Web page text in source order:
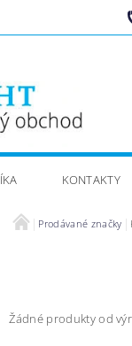
KONTAKTY
Prodávané značky
Žádné produkty od